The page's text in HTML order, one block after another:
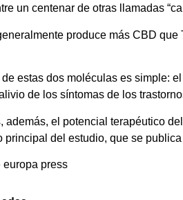
un centenar de otras llamadas
produce más CBD
de estas dos moléculas es simple:
de los síntomas de los
además, el potencial terapéutico
principal del estudio, que se
europa press